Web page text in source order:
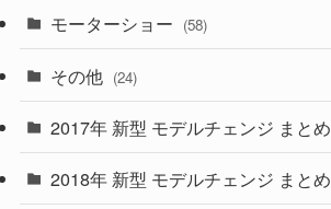
(9)
(4)
(26)
(33)
モーターショー (58)
その他 (24)
2017年 新型 モデルチェンジ まとめ
2018年 新型 モデルチェンジ まとめ